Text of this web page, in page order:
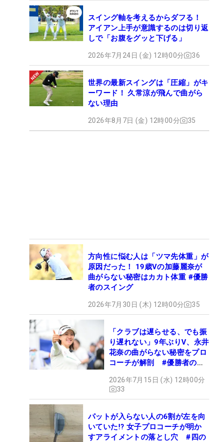
スイング軸を考えるからダフる！
アイアン上手が意識するのは切り返
しで「お腹をグッと下げる」
2026年7月24日 (金) 12時00分 36
世界の最新スイングは「圧縮」がキ
ーワード！ 久常涼が飛んで曲がら
ない理由
2026年8月7日 (金) 12時00分 35
方向性に悩む人は「ツマ先体重」が
原因だった！ 19歳Vの加藤麗奈が
曲がらない秘密はカカト体重 #優勝
者のスイング
2026年7月30日 (木) 12時00分 35
「クラブは遅らせる、でも振
り遅れない」9年ぶりV、永井
花奈の曲がらない秘密をプロ
コーチが解剖 #優勝者のス
2026年7月15日 (水) 12時00分
33
パットが入らない人の6割が左を向
いていた!? 女子プロコーチが明か
すアライメントの落とし穴 #四の